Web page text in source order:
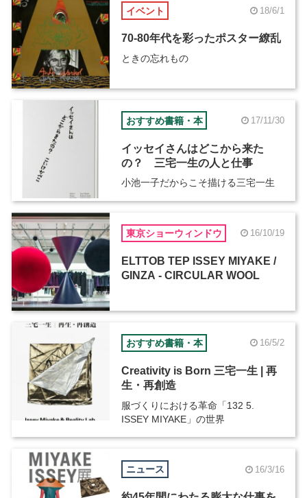
イベント 18/6/1
70-80年代を彩ったポスター繚乱
ときの忘れもの
おすすめ書籍・本 17/11/30
イッセイさんはどこから来た
の？ 三宅一生の人と仕事
小池一子だからこそ描ける三宅一生
東京ショーウィンドウ 16/10/19
ELTTOB TEP ISSEY MIYAKE /
GINZA - CIRCULAR WOOL
おすすめ書籍・本 16/5/2
Creativity is Born 三宅一生 | 再
生・再創造
服づくりにおける革命「132 5.
ISSEY MIYAKE」の世界
ニュース 16/3/16